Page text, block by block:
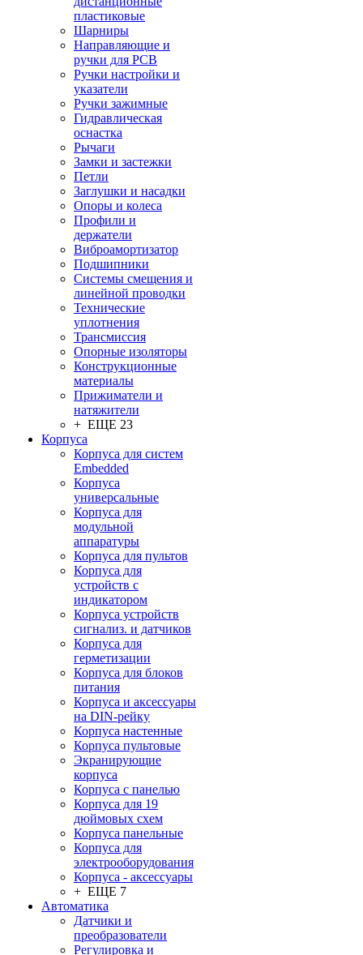
пластиковые
Шарниры
Направляющие и
ручки для PCB
Ручки настройки и
указатели
Ручки зажимные
Гидравлическая
оснастка
Рычаги
Замки и застежки
Петли
Заглушки и насадки
Опоры и колеса
Профили и
держатели
Виброамортизатор
Подшипники
Системы смещения и
линейной проводки
Технические
уплотнения
Трансмиссия
Опорные изоляторы
Конструкционные
материалы
Прижиматели и
натяжители
+ ЕЩЕ 23
Корпуса
Корпуса для систем
Embedded
Корпуса
универсальные
Корпуса для
модульной
аппаратуры
Корпуса для пультов
Корпуса для
устройств с
индикатором
Корпуса устройств
сигнализ. и датчиков
Корпуса для
герметизации
Корпуса для блоков
питания
Корпуса и аксессуары
на DIN-рейку
Корпуса настенные
Корпуса пультовые
Экранирующие
корпуса
Корпуса с панелью
Корпуса для 19
дюймовых схем
Корпуса панельные
Корпуса для
электрооборудования
Корпуса - аксессуары
+ ЕЩЕ 7
Автоматика
Датчики и
преобразователи
Регулировка и